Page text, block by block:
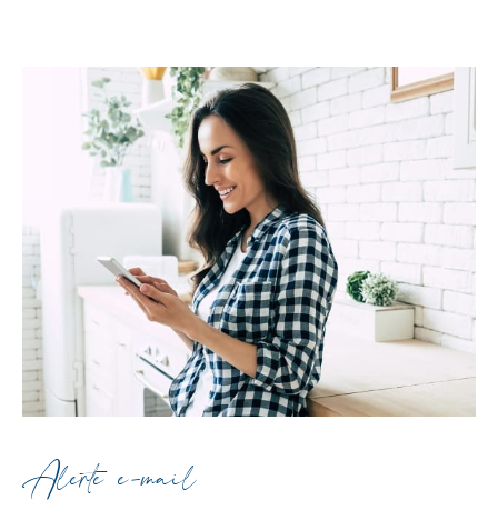
Alerte e-mail